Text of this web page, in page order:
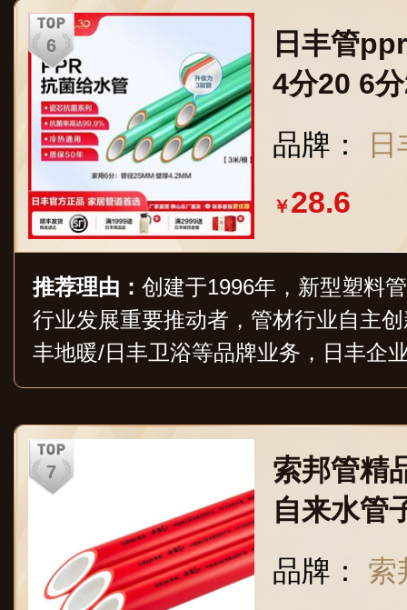
日丰管
4分20 6
管瓷芯抗
米价 3件
壁厚
品牌：
￥28.6
推荐理由： 创建于1996年，新型塑料
行业发展重要推动者，管材行业自主
丰地暖/日丰卫浴等品牌业务，日丰企
索邦管精
自来水管
进水管加
壁厚
品牌： 索